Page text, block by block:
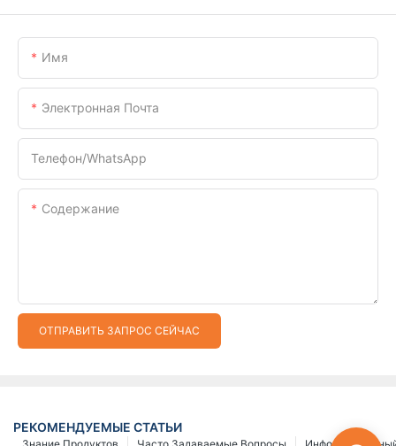
Имя
Электронная Почта
Телефон/WhatsApp
Содержание
ОТПРАВИТЬ ЗАПРОС СЕЙЧАС
РЕКОМЕНДУЕМЫЕ СТАТЬИ